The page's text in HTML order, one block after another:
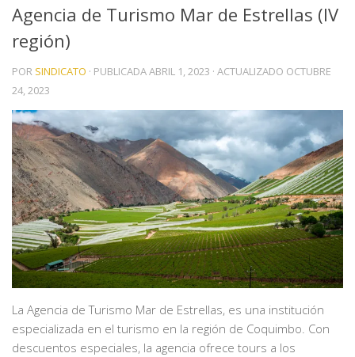
Agencia de Turismo Mar de Estrellas (IV
región)
POR SINDICATO · PUBLICADAABRIL 1, 2023 · ACTUALIZADO OCTUBRE
24, 2023
La Agencia de Turismo Mar de Estrellas, es una institución
especializada en el turismo en la región de Coquimbo. Con
descuentos especiales, la agencia ofrece tours a los